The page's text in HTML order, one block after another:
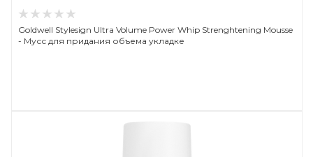
Goldwell Stylesign Ultra Volume Power Whip Strenghtening Mousse
- Мусс для придания объема укладке